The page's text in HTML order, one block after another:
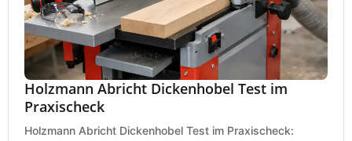
Holzmann Abricht Dickenhobel Test im
Praxischeck
Holzmann Abricht Dickenhobel Test im Praxischeck: